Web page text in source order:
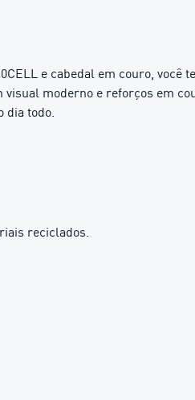
e cabedal em couro,
moderno e reforços em
dia todo.
reciclados.